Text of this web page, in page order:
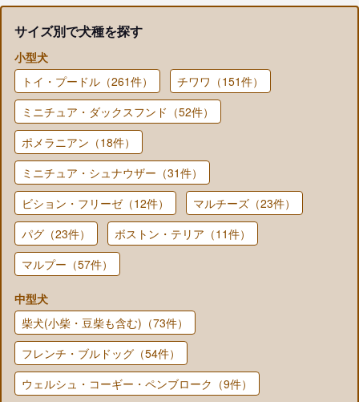
サイズ別で犬種を探す
小型犬
トイ・プードル（261件）
チワワ（151件）
ミニチュア・ダックスフンド（52件）
ポメラニアン（18件）
ミニチュア・シュナウザー（31件）
ビション・フリーゼ（12件）
マルチーズ（23件）
パグ（23件）
ボストン・テリア（11件）
マルプー（57件）
中型犬
柴犬(小柴・豆柴も含む)（73件）
フレンチ・ブルドッグ（54件）
ウェルシュ・コーギー・ペンブローク（9件）